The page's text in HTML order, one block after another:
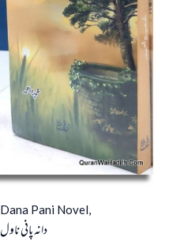
Dana Pani Novel,
دانہ پانی ناول